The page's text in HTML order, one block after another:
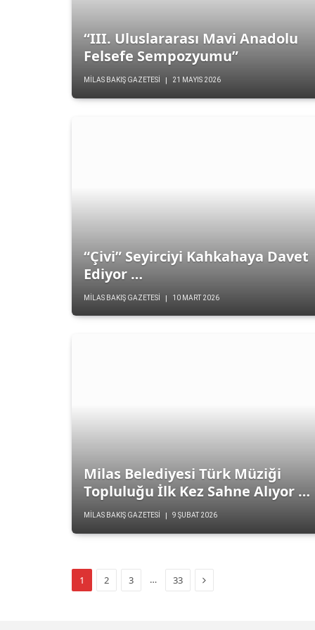
“III. Uluslararası Mavi Anadolu
Felsefe Sempozyumu”
MILAS BAKIŞ GAZETESI 21 MAYIS 2026
“Çivi” Seyirciyi Kahkahaya Davet
Ediyor …
MILAS BAKIŞ GAZETESI 10 MART 2026
Milas Belediyesi Türk Müziği
Topluluğu İlk Kez Sahne Alıyor …
MILAS BAKIŞ GAZETESI 9 ŞUBAT 2026
1 2 3 … 33 Sonraki